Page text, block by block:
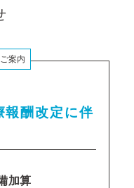
案内
酬改定に伴
加算